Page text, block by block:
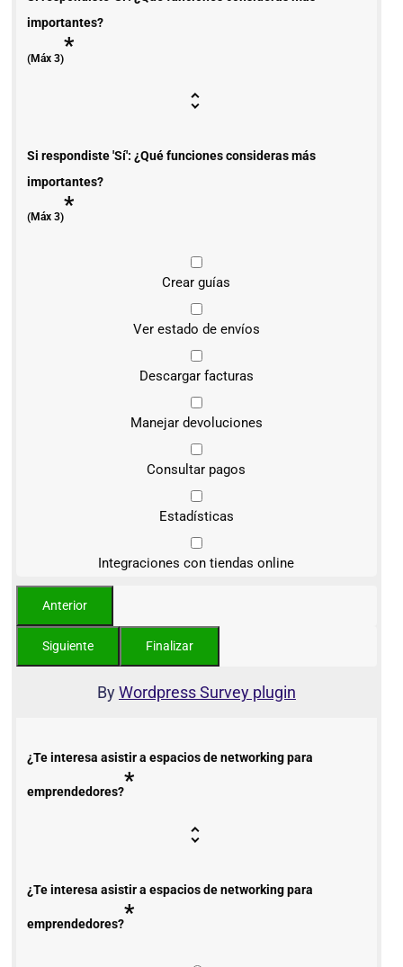
importantes?
(Máx 3)*
Si respondiste 'Sí': ¿Qué funciones consideras más
importantes?
(Máx 3)*
Crear guías
Ver estado de envíos
Descargar facturas
Manejar devoluciones
Consultar pagos
Estadísticas
Integraciones con tiendas online
ByWordpress Survey plugin
¿Te interesa asistir a espacios de networking para
emprendedores?*
¿Te interesa asistir a espacios de networking para
emprendedores?*